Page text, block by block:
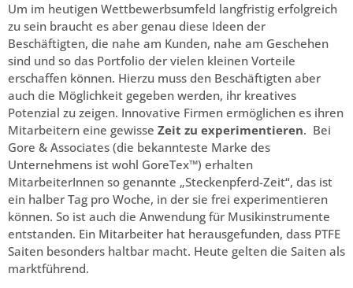
Um im heutigen Wettbewerbsumfeld langfristig erfolgreich
zu sein braucht es aber genau diese Ideen der
Beschäftigten, die nahe am Kunden, nahe am Geschehen
sind und so das Portfolio der vielen kleinen Vorteile
erschaffen können. Hierzu muss den Beschäftigten aber
auch die Möglichkeit gegeben werden, ihr kreatives
Potenzial zu zeigen. Innovative Firmen ermöglichen es ihren
Mitarbeitern eine gewisse Zeit zu experimentieren. Bei
Gore & Associates (die bekannteste Marke des
Unternehmens ist wohl GoreTex™) erhalten
MitarbeiterInnen so genannte „Steckenpferd-Zeit“, das ist
ein halber Tag pro Woche, in der sie frei experimentieren
können. So ist auch die Anwendung für Musikinstrumente
entstanden. Ein Mitarbeiter hat herausgefunden, dass PTFE
Saiten besonders haltbar macht. Heute gelten die Saiten als
marktführend.